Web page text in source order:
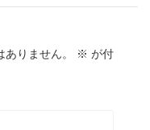
りません。 ※ が付